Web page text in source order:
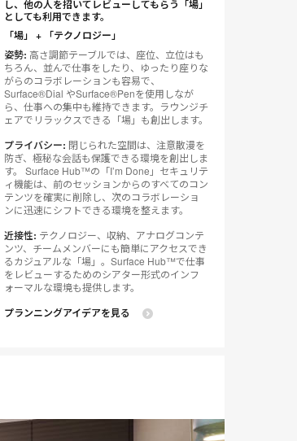
し、他の人を招いてレビューしてもらう「場」
としても利用できます。
「場」 + 「テクノロジー」
姿勢: 高さ調節テーブルでは、座位、立位はも
ちろん、並んで仕事をしたり、ゆったり座りな
がらのコラボレーションも容易で、
Surface®Dial やSurface®Penを使用しなが
ら、仕事への集中も維持できます。ラウンジチ
ェアでリラックスできる「場」も創出します。
プライバシー: 閉じられた空間は、注意散漫を
防ぎ、極秘な会話も保護できる環境を創出しま
す。 Surface Hub™の「I’m Done」セキュリテ
ィ機能は、前のセッションからのすべてのコン
テンツを確実に削除し、次のコラボレーショ
ンに迅速にシフトできる環境を整えます。
近接性: テクノロジー、収納、アナログコンテ
ンツ、チームメンバーにも簡単にアクセスでき
るカジュアルな「場」。Surface Hub™で仕事
をレビューするためのシアター形式のインフ
ォーマルな環境も提供します。
プランニングアイデアを見る